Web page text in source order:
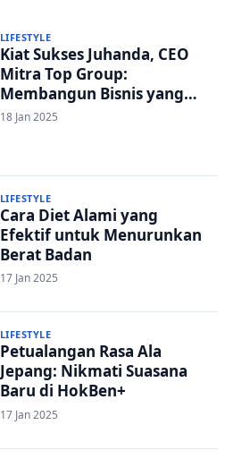
LIFESTYLE
Kiat Sukses Juhanda, CEO
Mitra Top Group:
Membangun Bisnis yang
Tumbuh Pesat dengan
18 Jan 2025
LIFESTYLE
Cara Diet Alami yang
Efektif untuk Menurunkan
Berat Badan
17 Jan 2025
LIFESTYLE
Petualangan Rasa Ala
Jepang: Nikmati Suasana
Baru di HokBen+
17 Jan 2025